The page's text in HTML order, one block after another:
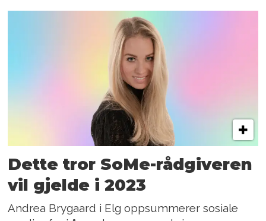
Dette tror SoMe-rådgiveren
vil gjelde i 2023
Andrea Brygaard i Elg oppsummerer sosiale